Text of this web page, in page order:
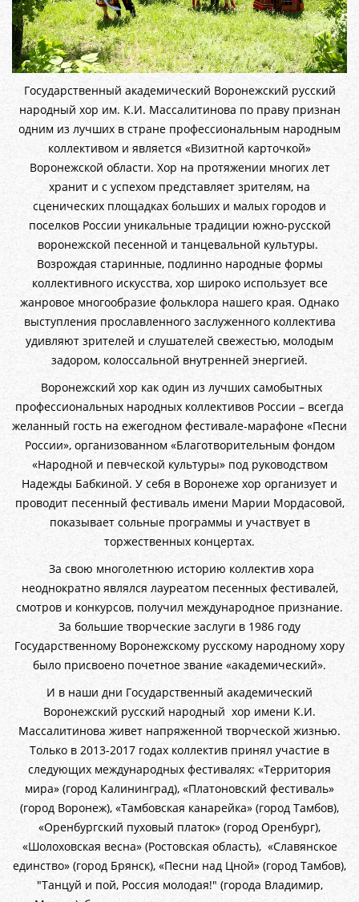
Государственный академический Воронежский русский
народный хор им. К.И. Массалитинова по праву признан
одним из лучших в стране профессиональным народным
коллективом и является «Визитной карточкой»
Воронежской области. Хор на протяжении многих лет
хранит и с успехом представляет зрителям, на
сценических площадках больших и малых городов и
поселков России уникальные традиции южно-русской
воронежской песенной и танцевальной культуры.
Возрождая старинные, подлинно народные формы
коллективного искусства, хор широко использует все
жанровое многообразие фольклора нашего края. Однако
выступления прославленного заслуженного коллектива
удивляют зрителей и слушателей свежестью, молодым
задором, колоссальной внутренней энергией.
Воронежский хор как один из лучших самобытных
профессиональных народных коллективов России – всегда
желанный гость на ежегодном фестивале-марафоне «Песни
России», организованном «Благотворительным фондом
«Народной и певческой культуры» под руководством
Надежды Бабкиной. У себя в Воронеже хор организует и
проводит песенный фестиваль имени Марии Мордасовой,
показывает сольные программы и участвует в
торжественных концертах.
За свою многолетнюю историю коллектив хора
неоднократно являлся лауреатом песенных фестивалей,
смотров и конкурсов, получил международное признание.
За большие творческие заслуги в 1986 году
Государственному Воронежскому русскому народному хору
было присвоено почетное звание «академический».
И в наши дни Государственный академический
Воронежский русский народный хор имени К.И.
Массалитинова живет напряженной творческой жизнью.
Только в 2013-2017 годах коллектив принял участие в
следующих международных фестивалях: «Территория
мира» (город Калининград), «Платоновский фестиваль»
(город Воронеж), «Тамбовская канарейка» (город Тамбов),
«Оренбургский пуховый платок» (город Оренбург),
«Шолоховская весна» (Ростовская область), «Славянское
единство» (город Брянск), «Песни над Цной» (город Тамбов),
"Танцуй и пой, Россия молодая!" (города Владимир,